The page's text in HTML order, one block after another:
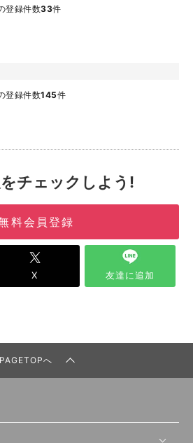
登録件数33件
登録件数145件
チェックしよう!
料会員登録
X 友達に追加
PAGETOPへ